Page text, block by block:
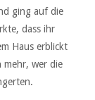
ging auf die
dass ihr
Haus erblickt
mehr, wer die